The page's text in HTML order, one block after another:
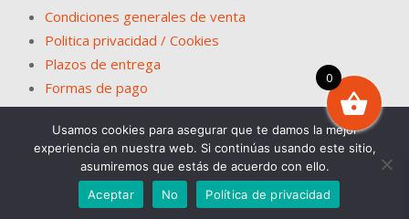
Condiciones generales de venta
Politica privacidad / Cookies
Plazos de entrega
Formas de pago
© Papelería San Fernando – La Casa del Ayuntamiento. En
Sevilla desde 1983
Diseña. 2Grcolor.com
0
Usamos cookies para asegurar que te damos la mejor
experiencia en nuestra web. Si continúas usando este sitio,
asumiremos que estás de acuerdo con ello.
Aceptar
No Política de privacidad